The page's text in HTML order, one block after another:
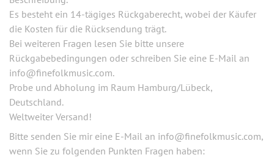
Es besteht ein 14-tägiges Rückgaberecht, wobei der Käufer
die Kosten für die Rücksendung trägt.
Bei weiteren Fragen lesen Sie bitte unsere
Rückgabebedingungen oder schreiben Sie eine E-Mail an
info@finefolkmusic.com.
Probe und Abholung im Raum Hamburg/Lübeck,
Deutschland.
Weltweiter Versand!
Bitte senden Sie mir eine E-Mail an info@finefolkmusic.com,
wenn Sie zu folgenden Punkten Fragen haben: